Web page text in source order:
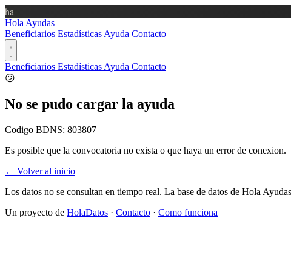
ha
Hola Ayudas
Beneficiarios Estadísticas Ayuda Contacto
Beneficiarios Estadísticas Ayuda Contacto
😕
No se pudo cargar la ayuda
Codigo BDNS: 803807
Es posible que la convocatoria no exista o que haya un error de conexion.
← Volver al inicio
Los datos no se consultan en tiempo real. La base de datos de Hola
Un proyecto de HolaDatos · Contacto · Como funciona